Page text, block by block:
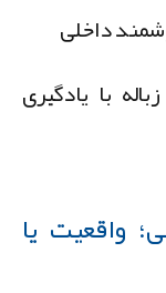
داخلی
با یادگیری
یا